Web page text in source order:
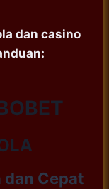
dan casino
dan Cepat